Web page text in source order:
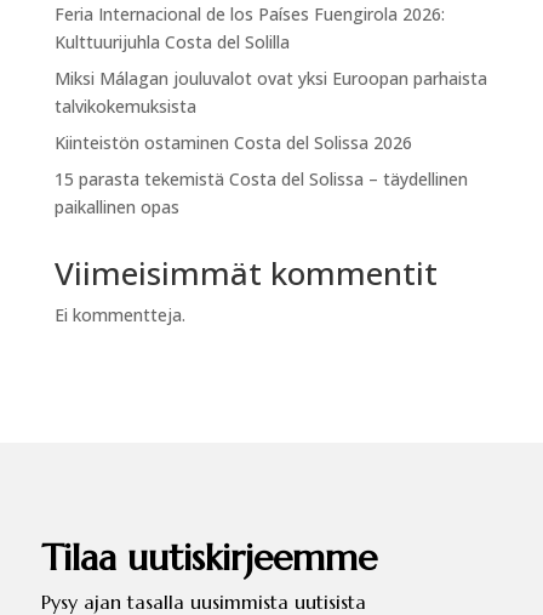
Feria Internacional de los Países Fuengirola 2026:
Kulttuurijuhla Costa del Solilla
Miksi Málagan jouluvalot ovat yksi Euroopan parhaista
talvikokemuksista
Kiinteistön ostaminen Costa del Solissa 2026
15 parasta tekemistä Costa del Solissa – täydellinen
paikallinen opas
Viimeisimmät kommentit
Ei kommentteja.
Tilaa uutiskirjeemme
Pysy ajan tasalla uusimmista uutisista